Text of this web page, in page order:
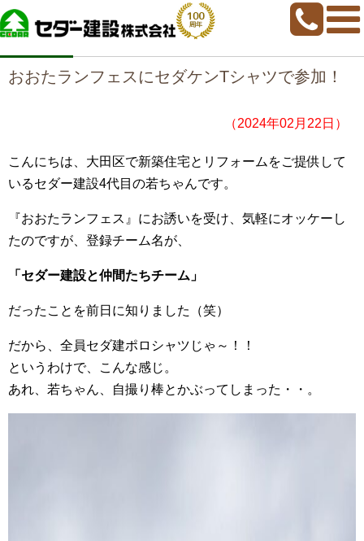
home >若ちゃんブログ> おおたランフェスにセダケンTシャツで参加！
おおたランフェスにセダケンTシャツで参加！
（2024年02月22日）
こんにちは、大田区で新築住宅とリフォームをご提供して
いるセダー建設4代目の若ちゃんです。
『おおたランフェス』にお誘いを受け、気軽にオッケーし
たのですが、登録チーム名が、
「セダー建設と仲間たちチーム」
だったことを前日に知りました（笑）
だから、全員セダ建ポロシャツじゃ～！！
というわけで、こんな感じ。
あれ、若ちゃん、自撮り棒とかぶってしまった・・。